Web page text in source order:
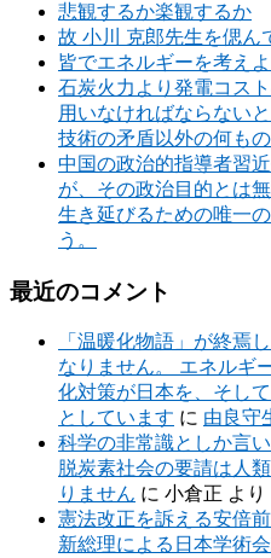
悲観するか楽観するか
故 小川 克郎先生を偲ん
皆でエネルギーを考え
石炭火力より発電コス
用いなければならない
技術の矛盾以外の何も
中国の政治的指導者習
が、その政治目的とは
生き延びるための唯一
う。
最近のコメント
「温暖化物語」が終焉
なりません。 エネルギ
化対策が日本を、そし
としています に 由良守
科学の非常識としか言
脱炭素社会の要請は人
りません に 小倉正 より
憲法改正を訴える安倍
新総理による日本学術